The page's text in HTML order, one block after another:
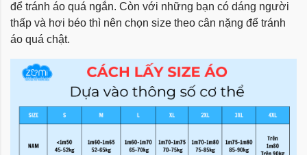
để tránh áo quá ngắn. Còn với những bạn có dáng người
thấp và hơi béo thì nên chọn size theo cân nặng để tránh
áo quá chật.